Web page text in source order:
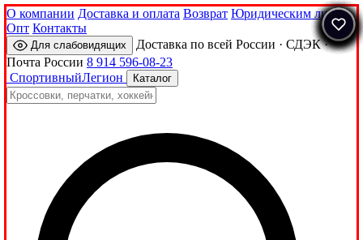
О компании Доставка и оплата Возврат Юридическим лицам
Опт Контакты
Для слабовидящих
Доставка по всей России · СДЭК ·
Почта России 8 914 596-08-23
СпортивныйЛегион Каталог